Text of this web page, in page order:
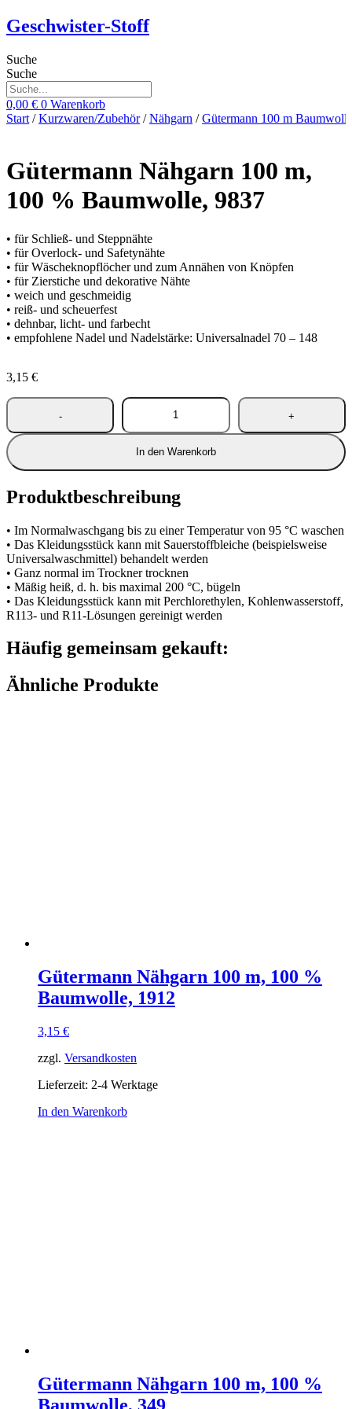
Zum
Inhalt
Geschwister-Stoff
Suche
Suche
0,00 € 0 Warenkorb
Start /Kurzwaren/Zubehör/Nähgarn /Gütermann 100 m Baumwolle
Gütermann Nähgarn 100 m,
100 % Baumwolle, 9837
• für Schließ- und Steppnähte
• für Overlock- und Safetynähte
• für Wäscheknopflöcher und zum Annähen von Knöpfen
• für Zierstiche und dekorative Nähte
• weich und geschmeidig
• reiß- und scheuerfest
• dehnbar, licht- und farbecht
• empfohlene Nadel und Nadelstärke: Universalnadel 70 – 148
3,15 €
In den Warenkorb
Produktbeschreibung
• Im Normalwaschgang bis zu einer Temperatur von 95 °C waschen
• Das Kleidungsstück kann mit Sauerstoffbleiche (beispielsweise
Universalwaschmittel) behandelt werden
• Ganz normal im Trockner trocknen
• Mäßig heiß, d. h. bis maximal 200 °C, bügeln
• Das Kleidungsstück kann mit Perchlorethylen, Kohlenwasserstoff,
R113- und R11-Lösungen gereinigt werden
Häufig gemeinsam gekauft:
Ähnliche Produkte
Gütermann Nähgarn 100 m, 100 %
Baumwolle, 1912
3,15 €
zzgl. Versandkosten
Lieferzeit: 2-4 Werktage
In den Warenkorb
Gütermann Nähgarn 100 m, 100 %